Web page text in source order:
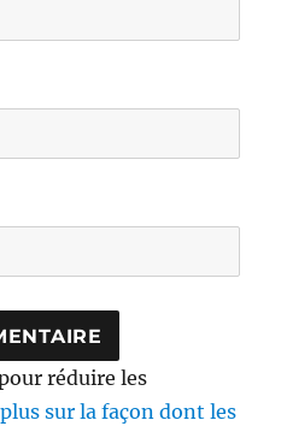
réduire les
sur la façon dont les